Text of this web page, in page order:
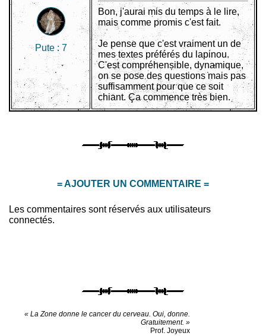
Pute : 7
Bon, j'aurai mis du temps à le lire,
mais comme promis c'est fait.
Je pense que c'est vraiment un de
mes textes préférés du lapinou.
C'est compréhensible, dynamique,
on se pose des questions mais pas
suffisamment pour que ce soit
chiant. Ça commence très bien.
= AJOUTER UN COMMENTAIRE =
Les commentaires sont réservés aux utilisateurs
connectés.
« La Zone donne le cancer du cerveau. Oui, donne.
Gratuitement. »
Prof. Joyeux